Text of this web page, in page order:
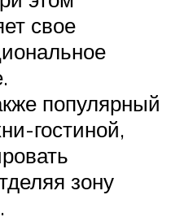
свое
популярный
гостиной,
зону